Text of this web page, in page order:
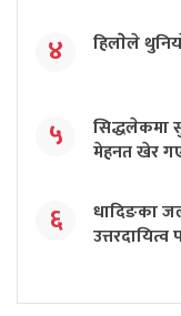
४ हिलाेेले
५
सिद्धलेकमा
मेहनत खेर
६
धादिङका
उत्तरदायित्व